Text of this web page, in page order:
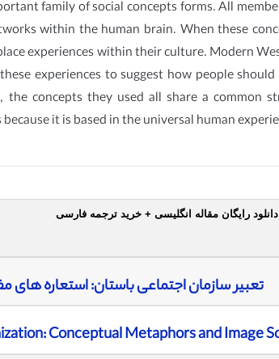
family of social concepts forms. All
within the human brain. When these
experiences within their culture. Modern
experiences to suggest how people
concepts they used all share a common
it is based in the universal human
دانلود رایگان مقاله انگلیسی + خرید ترجمه فارسی
تعبیر سازمان اجتماعی باستان: استعاره
Conceptual Metaphors and Image